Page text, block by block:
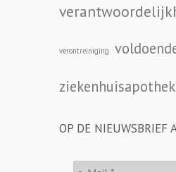
verontreiniging
OP DE NIEUWSBRIEF